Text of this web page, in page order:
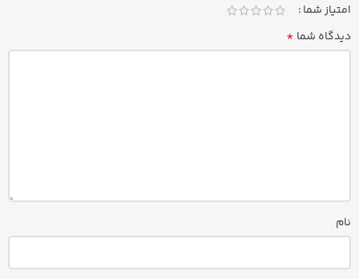
امتیاز شما
دیدگاه شما *
نام